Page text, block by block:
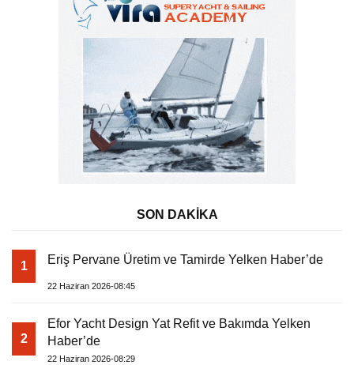
SON DAKİKA
1 Eriş Pervane Üretim ve Tamirde Yelken Haber’de
22 Haziran 2026-08:45
2
Efor Yacht Design Yat Refit ve Bakımda Yelken
Haber’de
22 Haziran 2026-08:29